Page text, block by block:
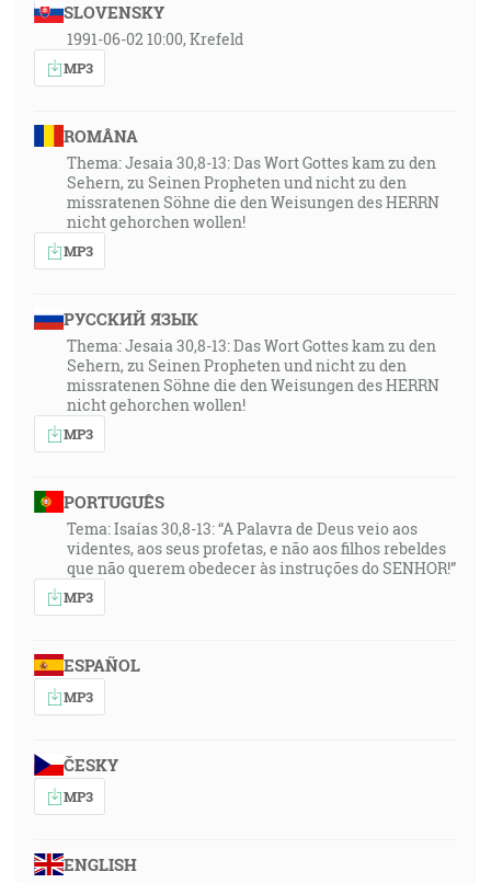
SLOVENSKY
1991-06-02 10:00, Krefeld
MP3
ROMÂNA
Thema: Jesaia 30,8-13: Das Wort Gottes kam zu den
Sehern, zu Seinen Propheten und nicht zu den
missratenen Söhne die den Weisungen des HERRN
nicht gehorchen wollen!
MP3
РУССКИЙ ЯЗЫК
Thema: Jesaia 30,8-13: Das Wort Gottes kam zu den
Sehern, zu Seinen Propheten und nicht zu den
missratenen Söhne die den Weisungen des HERRN
nicht gehorchen wollen!
MP3
PORTUGUÊS
Tema: Isaías 30,8-13: “A Palavra de Deus veio aos
videntes, aos seus profetas, e não aos filhos rebeldes
que não querem obedecer às instruções do SENHOR!”
MP3
ESPAÑOL
MP3
ČESKY
MP3
ENGLISH